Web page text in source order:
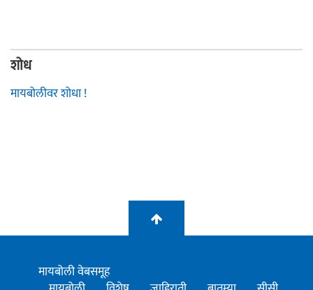
शोध
मायबोलीवर शोधा !
मायबोली वेबसमूह